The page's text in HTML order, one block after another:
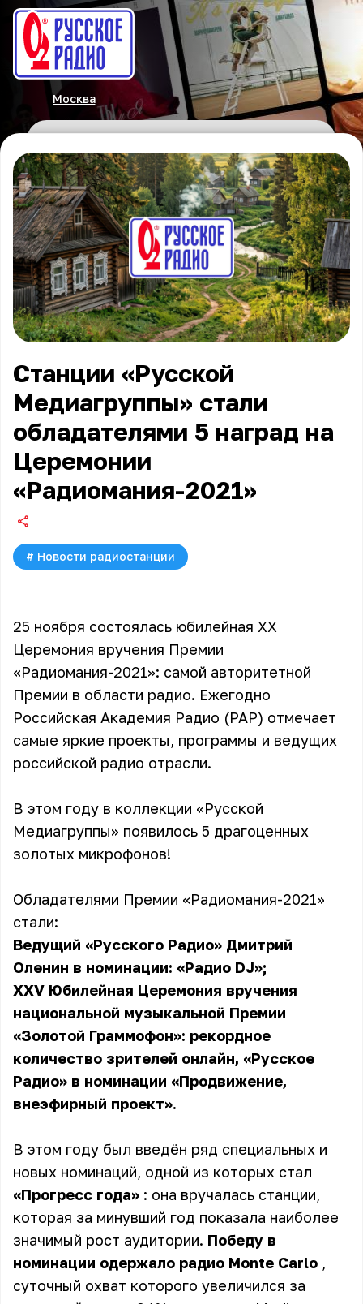
Москва
Станции «Русской
Медиагруппы» стали
обладателями 5 наград на
Церемонии
«Радиомания-2021»
# Новости радиостанции
25 ноября состоялась юбилейная XX
Церемония вручения Премии
«Радиомания-2021»: самой авторитетной
Премии в области радио. Ежегодно
Российская Академия Радио (РАР) отмечает
самые яркие проекты, программы и ведущих
российской радио отрасли.
В этом году в коллекции «Русской
Медиагруппы» появилось 5 драгоценных
золотых микрофонов!
Обладателями Премии «Радиомания-2021»
стали:
Ведущий «Русского Радио» Дмитрий
Оленин в номинации: «Радио DJ»;
XXV Юбилейная Церемония вручения
национальной музыкальной Премии
«Золотой Граммофон»: рекордное
количество зрителей онлайн, «Русское
Радио» в номинации «Продвижение,
внеэфирный проект».
В этом году был введён ряд специальных и
новых номинаций, одной из которых стал
«Прогресс года» : она вручалась станции,
которая за минувший год показала наиболее
значимый рост аудитории. Победу в
номинации одержало радио Monte Carlo ,
суточный охват которого увеличился за